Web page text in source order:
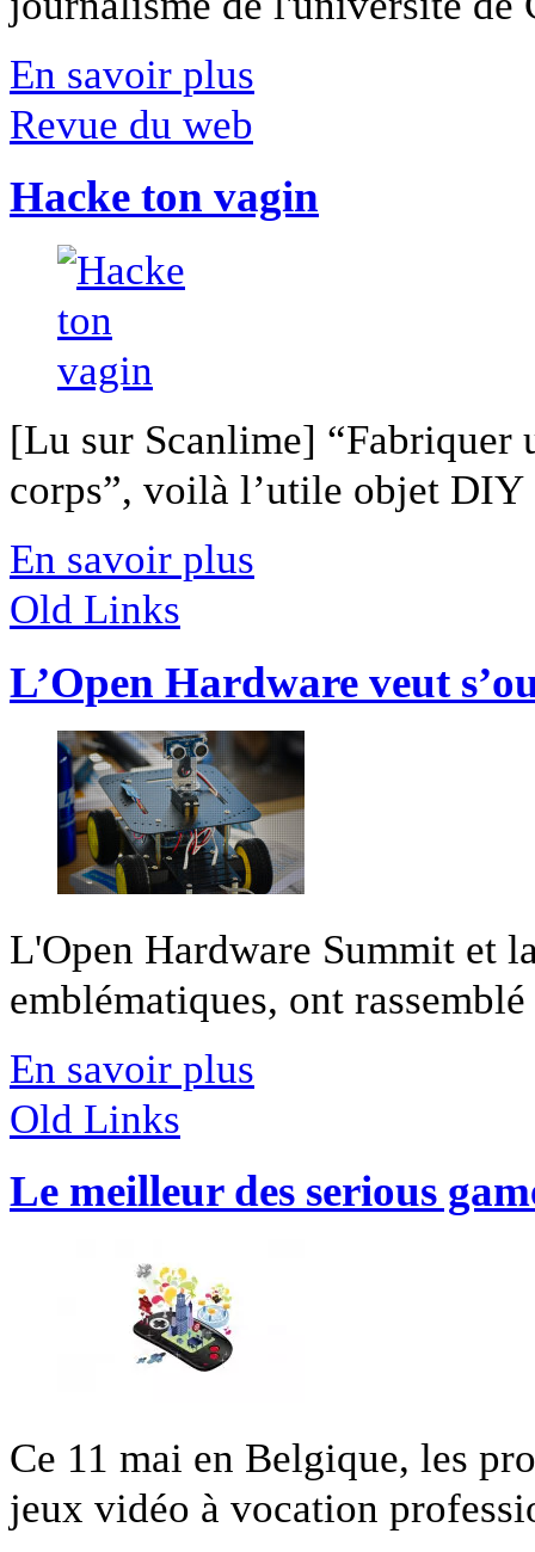
En savoir plus
Revue du web
Hacke ton vagin
[Lu sur Scanlime] “Fabriquer
corps”, voilà l’utile objet
En savoir plus
Old Links
L’Open Hardware veut
L'Open Hardware Summit et
emblématiques, ont
En savoir plus
Old Links
Le meilleur des serious
Ce 11 mai en Belgique, les
jeux vidéo à vocation